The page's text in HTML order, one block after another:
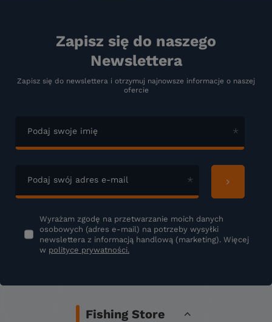
Zapisz się do naszego
Newslettera
Zapisz się do newslettera i otrzymuj najnowsze informacje o naszej
ofercie
Podaj swoje imię
Podaj swój adres e-mail
Wyrażam zgodę na przetwarzanie moich danych
osobowych (adres e-mail) na potrzeby wysyłki
newslettera z informacją handlową (marketing). Więcej
w polityce prywatności.
Fishing Store